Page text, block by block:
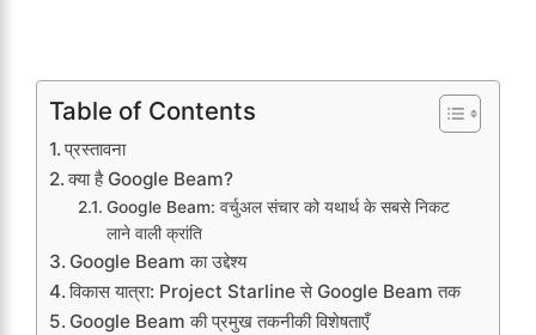
Table of Contents
प्रस्तावना
क्या है Google Beam?
Google Beam: वर्चुअल संचार को यथार्थ के सबसे निकट
लाने वाली क्रांति
Google Beam का उद्देश्य
विकास यात्रा: Project Starline से Google Beam तक
Google Beam की प्रमुख तकनीकी विशेषताएँ